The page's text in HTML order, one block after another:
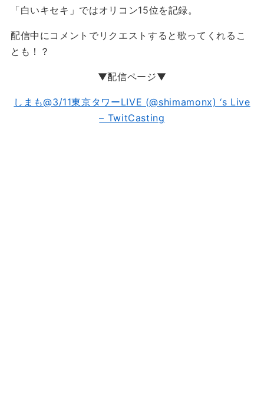
「白いキセキ」ではオリコン15位を記録。
配信中にコメントでリクエストすると歌ってくれるこ
とも！？
▼配信ページ▼
しまも@3/11東京タワーLIVE (@shimamonx) ‘s Live
– TwitCasting